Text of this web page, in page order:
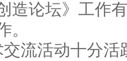
造论坛》工作
。
流活动十分活